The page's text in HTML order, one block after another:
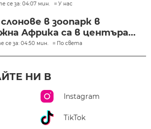
се за: 04:07 мин. У нас
в зоопарк в
Африка са в центъра...
се за: 04:50 мин. По света
НИ В
Instagram
TikTok